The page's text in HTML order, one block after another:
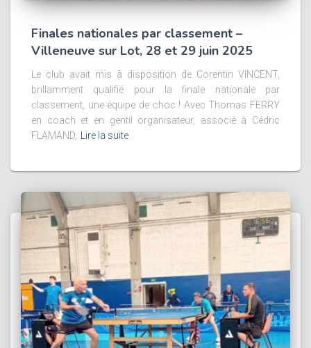
Finales nationales par classement –
Villeneuve sur Lot, 28 et 29 juin 2025
Le club avait mis à disposition de Corentin VINCENT,
brillamment qualifié pour la finale nationale par
classement, une équipe de choc ! Avec Thomas FERRY
en coach et en gentil organisateur, associé à Cédric
FLAMAND,
Lire la suite